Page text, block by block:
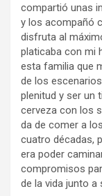
compartió unas
y los acompañó
disfruta al
platicaba con mi
esta familia que
de los
plenitud y ser un
cerveza con los
da de comer a
cuatro décadas,
era poder
compromisos
de la vida junto a